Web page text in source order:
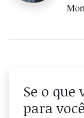
Se o
para